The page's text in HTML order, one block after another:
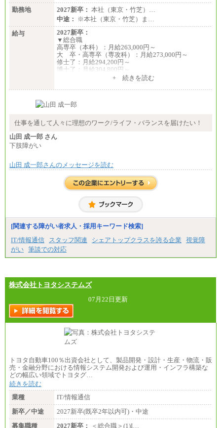
勤務地
2027新卒： 本社（東京・竹芝）…
中途：
※本社（東京・竹芝）ま…
給与
2027新卒：
▼総合職
高専卒（本科）：月給263,000円～
大 卒・高専卒（専攻科）：月給273,000円～
修士了：月給294,200円～
博士了：月給304,800円～
で、それらを入社後の実業務において発揮できると
することがあります
▼アソシエイト職
※試用期間中も給与に変更はございません
基本月給／20万5000円以上(正社員・準社員）
いたします
※自己成長支援金(10,000円）を含む
※別途、Workstyle支援金(月額4,000円）
+ 続きを読む
仕事を通して人々に理想のワーク/ライフ・バランスを届けたい！
山田 成一郎 さん
下肢障がい
山田 成一郎さんのメッセージを読む
[関連する障がい者求人・採用キーワード検索]
IT/情報通信
スタッフ関連 シェアトップクラスを誇る企業
視覚障
がい 筆談での対応
株式会社トヨタシステムズ
07月22日更新
トヨタ自動車100％出資会社として、製品開発・設計・生産・物流・販
売・金融分野における情報システム開発および運用・インフラ構築な
どの幅広い領域でトヨタグ…
続きを読む
業種
IT/情報通信
新卒／中途
2027新卒(既卒2年以内可)・中途
募集職種
2027新卒： ＜総合職＞(1)I…